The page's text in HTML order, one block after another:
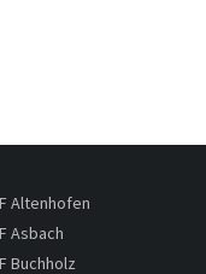
Altenhofen
Asbach
Buchholz